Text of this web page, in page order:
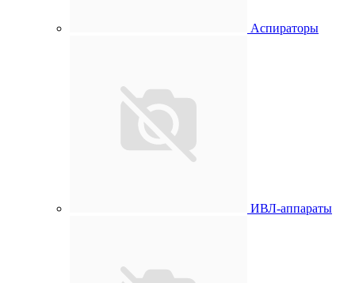
Аспираторы
ИВЛ-аппараты